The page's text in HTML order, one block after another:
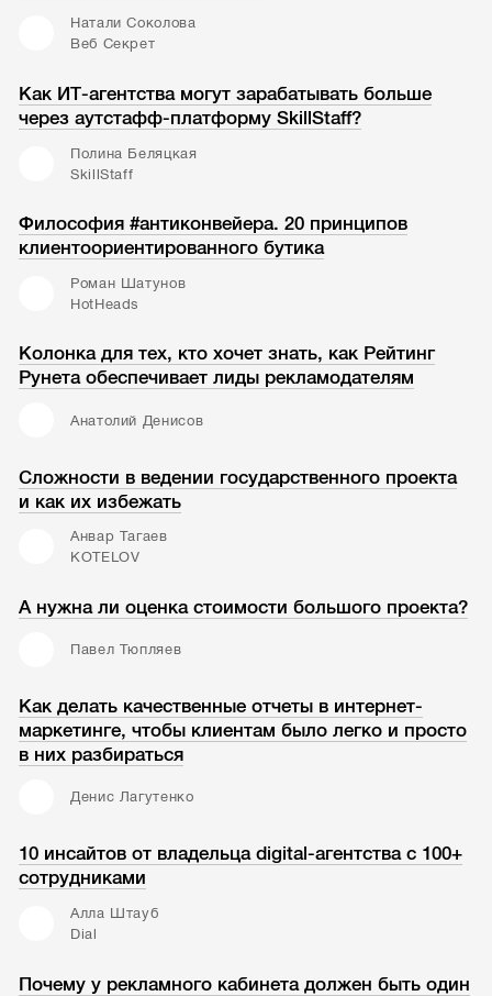
Натали Соколова
Веб Секрет
Как ИТ-агентства могут зарабатывать больше
через аутстафф-платформу SkillStaff?
Полина Беляцкая
SkillStaff
Философия #антиконвейера. 20 принципов
клиентоориентированного бутика
Роман Шатунов
HotHeads
Колонка для тех, кто хочет знать, как Рейтинг
Рунета обеспечивает лиды рекламодателям
Анатолий Денисов
Сложности в ведении государственного проекта
и как их избежать
Анвар Тагаев
KOTELOV
А нужна ли оценка стоимости большого проекта?
Павел Тюпляев
Как делать качественные отчеты в интернет-
маркетинге, чтобы клиентам было легко и просто
в них разбираться
Денис Лагутенко
10 инсайтов от владельца digital-агентства с 100+
сотрудниками
Алла Штауб
Dial
Почему у рекламного кабинета должен быть один